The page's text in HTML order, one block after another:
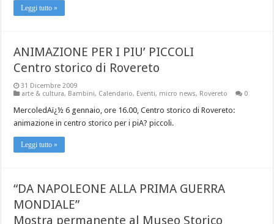
Leggi tutto »
ANIMAZIONE PER I PIU’ PICCOLI
Centro storico di Rovereto
31 Dicembre 2009
arte & cultura, Bambini, Calendario, Eventi, micro news, Rovereto 0
MercoledAï¿½ 6 gennaio, ore 16.00, Centro storico di Rovereto:
animazione in centro storico per i piA? piccoli.
Leggi tutto »
“DA NAPOLEONE ALLA PRIMA GUERRA
MONDIALE”
Mostra permanente al Museo Storico